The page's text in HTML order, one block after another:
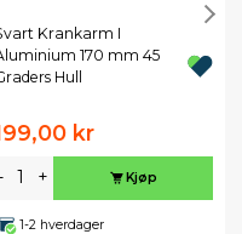
Krankarm I
170 mm 45
Hull
kr
+ Kjøp
1-2 hverdager